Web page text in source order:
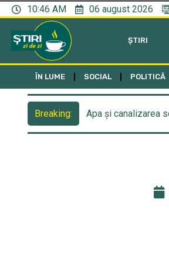
10:46 AM 06 august 2026
ȘTIRI
ÎN LUME SOCIAL POLITICĂ
Breaking: Apa și canalizarea